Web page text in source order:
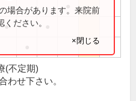
●
場合があります。来院前
ださい。
×閉じる
(不定期)
わせ下さい。